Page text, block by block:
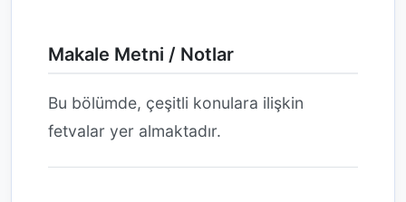
Makale Metni / Notlar
Bu bölümde, çeşitli konulara ilişkin
fetvalar yer almaktadır.